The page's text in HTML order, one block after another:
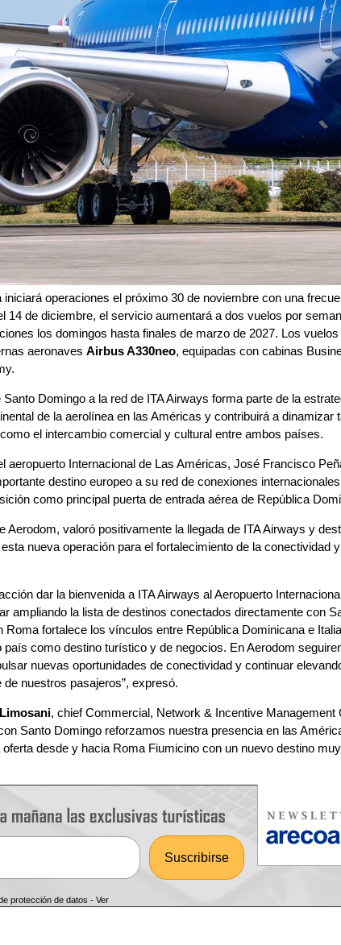
iniciará operaciones el próximo 30 de noviembre con una
14 de diciembre, el servicio aumentará a dos vuelos por
los domingos hasta finales de marzo de 2027. Los
aeronaves Airbus A330neo, equipadas con cabinas
Domingo a la red de ITA Airways forma parte de la
de la aerolínea en las Américas y contribuirá a dinamizar
el intercambio comercial y cultural entre ambos países.
aeropuerto Internacional de Las Américas, José Francisco
destino europeo a su red de conexiones
como principal puerta de entrada aérea de República
Aerodom, valoró positivamente la llegada de ITA Airways y
nueva operación para el fortalecimiento de la conectividad
dar la bienvenida a ITA Airways al Aeropuerto
ampliando la lista de destinos conectados directamente con
Roma fortalece los vínculos entre República Dominicana e
país como destino turístico y de negocios. En Aerodom
nuevas oportunidades de conectividad y continuar
nuestros pasajeros”, expresó.
, chief Commercial, Network & Incentive Management
Santo Domingo reforzamos nuestra presencia en las
desde y hacia Roma Fiumicino con un nuevo destino
protección de datos -Ver